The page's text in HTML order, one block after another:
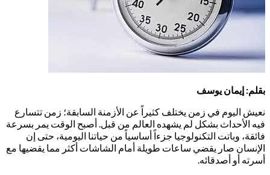
بقلم: إيمان يوسف
نعيش اليوم في زمن يختلف كثيراً عن الأزمنة السابقة؛ زمن تتسارع
فيه الأحداث بشكل لم يشهده العالم من قبل. أصبح الوقت يمر بسرعة
فائقة، وباتت التكنولوجيا جزءاً أساسياً من حياتنا اليومية، حتى إن
الإنسان صار يقضي ساعات طويلة أمام الشاشات أكثر مما يقضيها مع
أسرته أو أصدقائه.